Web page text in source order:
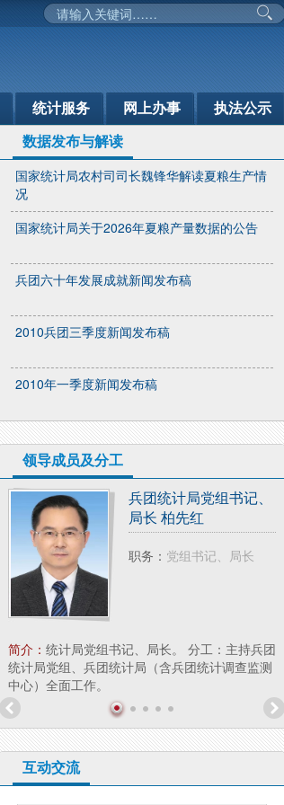
统计服务 网上办事 执法公示
部门动态
数据发布与解读
国家统计局农村司司长魏锋华解读夏粮生产情
况
国家统计局关于2026年夏粮产量数据的公告
兵团六十年发展成就新闻发布稿
2010兵团三季度新闻发布稿
2010年一季度新闻发布稿
领导成员及分工
兵团统计局党组书记、
局长 柏先红
职务： 党组书记、局长
简介： 统计局党组书记、局长。 分工：主持兵团
统计局党组、兵团统计局（含兵团统计调查监测
中心）全面工作。
互动交流